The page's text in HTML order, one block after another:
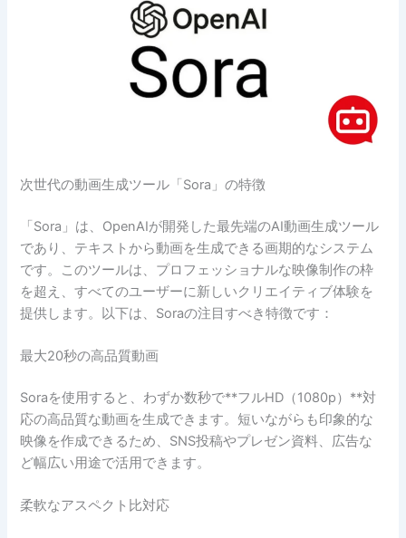
次世代の動画生成ツール「Sora」の特徴
「Sora」は、OpenAIが開発した最先端のAI動画生成ツール
であり、テキストから動画を生成できる画期的なシステム
です。このツールは、プロフェッショナルな映像制作の枠
を超え、すべてのユーザーに新しいクリエイティブ体験を
提供します。以下は、Soraの注目すべき特徴です：
最大20秒の高品質動画
Soraを使用すると、わずか数秒で**フルHD（1080p）**対
応の高品質な動画を生成できます。短いながらも印象的な
映像を作成できるため、SNS投稿やプレゼン資料、広告な
ど幅広い用途で活用できます。
柔軟なアスペクト比対応